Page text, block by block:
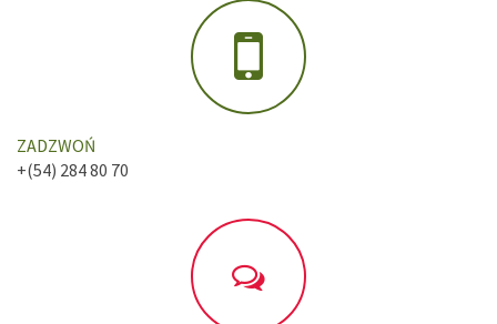
ZADZWOŃ
+(54) 284 80 70